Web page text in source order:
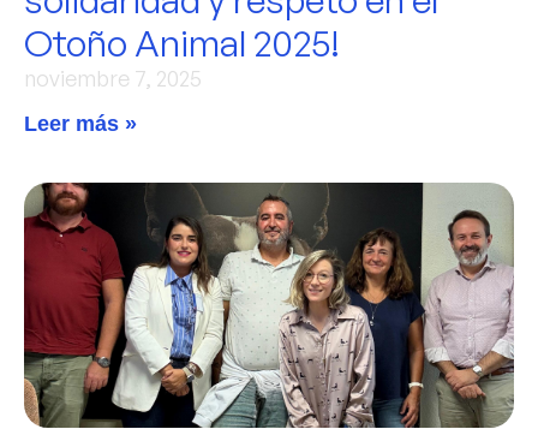
Otoño Animal 2025!
noviembre 7, 2025
Leer más »